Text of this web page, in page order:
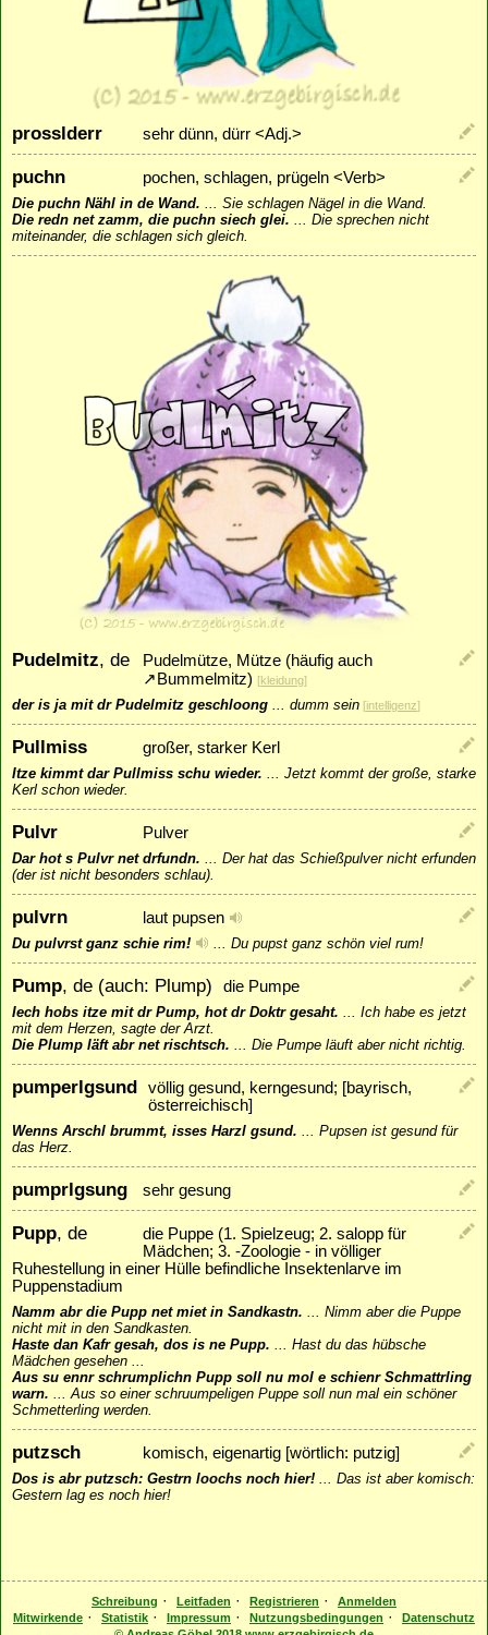
prosslderr sehr dünn, dürr <Adj.>
puchn pochen, schlagen, prügeln <Verb>
Die puchn Nähl in de Wand. ... Sie schlagen Nägel in die Wand.
Die redn net zamm, die puchn siech glei. ... Die sprechen nicht
miteinander, die schlagen sich gleich.
Pudelmitz, de
Pudelmütze, Mütze (häufig auch
↗ Bummelmitz) [kleidung]
der is ja mit dr Pudelmitz geschloong ... dumm sein [intelligenz]
Pullmiss großer, starker Kerl
Itze kimmt dar Pullmiss schu wieder. ... Jetzt kommt der große, starke
Kerl schon wieder.
Pulvr Pulver
Dar hot s Pulvr net drfundn. ... Der hat das Schießpulver nicht erfunden
(der ist nicht besonders schlau).
pulvrn laut pupsen
Du pulvrst ganz schie rim! ... Du pupst ganz schön viel rum!
Pump, de (auch: Plump) die Pumpe
Iech hobs itze mit dr Pump, hot dr Doktr gesaht. ... Ich habe es jetzt
mit dem Herzen, sagte der Arzt.
Die Plump läft abr net rischtsch. ... Die Pumpe läuft aber nicht richtig.
pumperlgsund
völlig gesund, kerngesund; [bayrisch,
österreichisch]
Wenns Arschl brummt, isses Harzl gsund. ... Pupsen ist gesund für
das Herz.
pumprlgsung sehr gesung
Pupp, de
die Puppe (1. Spielzeug; 2. salopp für
Mädchen; 3. -Zoologie - in völliger
Ruhestellung in einer Hülle befindliche Insektenlarve im
Puppenstadium
Namm abr die Pupp net miet in Sandkastn. ... Nimm aber die Puppe
nicht mit in den Sandkasten.
Haste dan Kafr gesah, dos is ne Pupp. ... Hast du das hübsche
Mädchen gesehen ...
Aus su ennr schrumplichn Pupp soll nu mol e schienr Schmattrling
warn. ...Aus so einer schruumpeligen Puppe soll nun mal ein schöner
Schmetterling werden.
putzsch komisch, eigenartig [wörtlich: putzig]
Dos is abr putzsch: Gestrn loochs noch hier! ... Das ist aber komisch:
Gestern lag es noch hier!
Schreibung · Leitfaden · Registrieren ·
Anmelden
Mitwirkende · Statistik · Impressum · Nutzungsbedingungen ·
Datenschutz